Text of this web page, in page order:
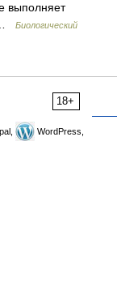
выполняет
…
Биологический
18+
WordPress,